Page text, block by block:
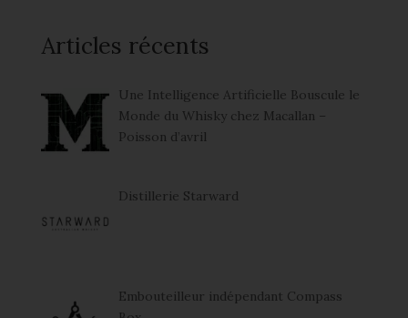
Articles récents
Une Intelligence Artificielle Bouscule le
Monde du Whisky chez Macallan –
Poisson d’avril
Distillerie Starward
Embouteilleur indépendant Compass